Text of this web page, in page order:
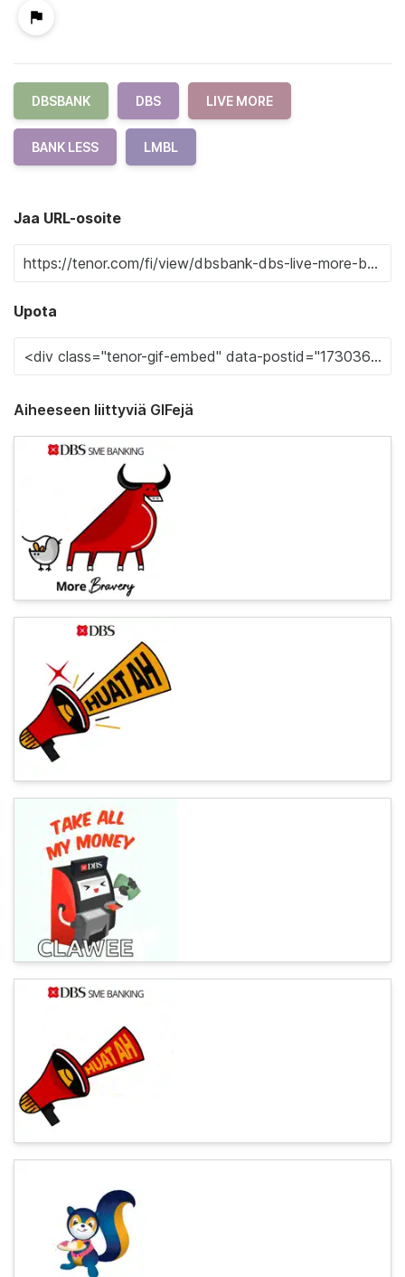
DBSBANK DBS LIVE MORE
BANK LESS LMBL
Jaa URL-osoite
Upota
Aiheeseen liittyviä GIFejä